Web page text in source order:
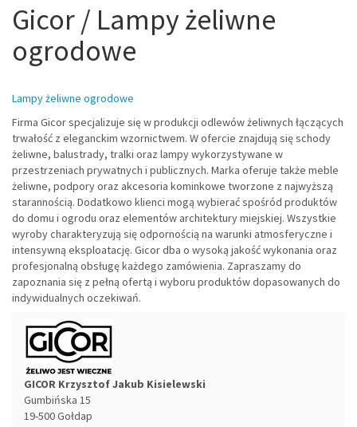
Gicor / Lampy żeliwne
ogrodowe
Lampy żeliwne ogrodowe
Firma Gicor specjalizuje się w produkcji odlewów żeliwnych łączących
trwałość z eleganckim wzornictwem. W ofercie znajdują się schody
żeliwne, balustrady, tralki oraz lampy wykorzystywane w
przestrzeniach prywatnych i publicznych. Marka oferuje także meble
żeliwne, podpory oraz akcesoria kominkowe tworzone z najwyższą
starannością. Dodatkowo klienci mogą wybierać spośród produktów
do domu i ogrodu oraz elementów architektury miejskiej. Wszystkie
wyroby charakteryzują się odpornością na warunki atmosferyczne i
intensywną eksploatację. Gicor dba o wysoką jakość wykonania oraz
profesjonalną obsługę każdego zamówienia. Zapraszamy do
zapoznania się z pełną ofertą i wyboru produktów dopasowanych do
indywidualnych oczekiwań.
GICOR Krzysztof Jakub Kisielewski
Gumbińska 15
19-500Gołdap